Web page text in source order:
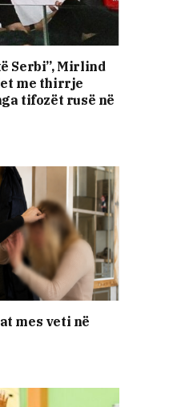
Serbi”, Mirlind
me thirrje
tifozët rusë në
mes veti në